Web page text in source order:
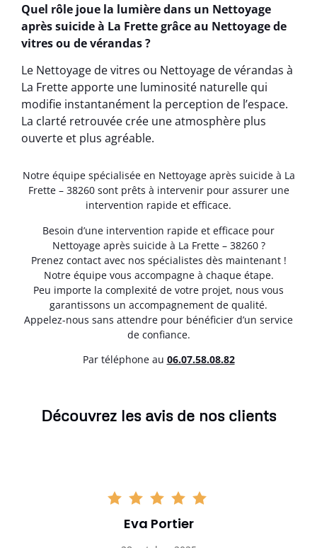
Quel rôle joue la lumière dans un Nettoyage
après suicide à La Frette grâce au Nettoyage de
vitres ou de vérandas ?
Le Nettoyage de vitres ou Nettoyage de vérandas à
La Frette apporte une luminosité naturelle qui
modifie instantanément la perception de l’espace.
La clarté retrouvée crée une atmosphère plus
ouverte et plus agréable.
Notre équipe spécialisée en Nettoyage après suicide à La
Frette – 38260 sont prêts à intervenir pour assurer une
intervention rapide et efficace.
Besoin d’une intervention rapide et efficace pour
Nettoyage après suicide à La Frette – 38260 ?
Prenez contact avec nos spécialistes dès maintenant !
Notre équipe vous accompagne à chaque étape.
Peu importe la complexité de votre projet, nous vous
garantissons un accompagnement de qualité.
Appelez-nous sans attendre pour bénéficier d’un service
de confiance.
Par téléphone au 06.07.58.08.82
Découvrez les avis de nos clients
Eva Portier